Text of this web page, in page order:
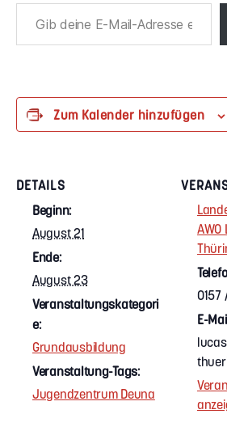
Zum Kalender hinzufügen
DETAILS
Beginn:
August 21
Ende:
August 23
Veranstaltungskategori
e:
Grundausbildung
Veranstaltung-Tags:
Jugendzentrum Deuna
0157
E-